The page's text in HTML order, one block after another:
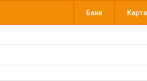
Бани Карта